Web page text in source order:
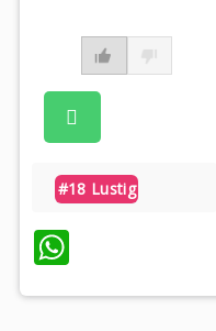
#18 Lustig
WhatsApp